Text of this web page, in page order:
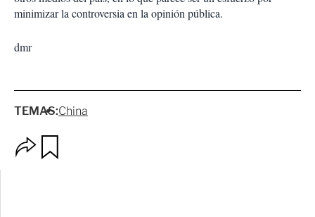
minimizar la controversia en la opinión pública.
dmr
TEMAS:China